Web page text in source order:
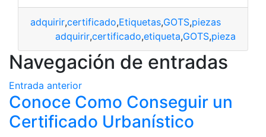
adquirir,certificado,Etiquetas,GOTS,piezas
adquirir,certificado,etiqueta,GOTS,pieza
Navegación de entradas
Entrada anterior
Conoce Como Conseguir un
Certificado Urbanístico